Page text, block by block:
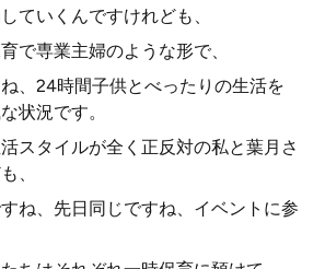
ていくんですけれども、
で専業主婦のような形で、
、24時間子供とべったりの生活を
状況です。
スタイルが全く正反対の私と葉月さ
、
ね、先日同じですね、イベントに参